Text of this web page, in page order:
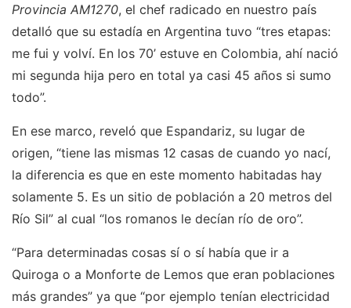
Provincia AM1270, el chef radicado en nuestro país
detalló que su estadía en Argentina tuvo “tres etapas:
me fui y volví. En los 70’ estuve en Colombia, ahí nació
mi segunda hija pero en total ya casi 45 años si sumo
todo”.
En ese marco, reveló que Espandariz, su lugar de
origen, “tiene las mismas 12 casas de cuando yo nací,
la diferencia es que en este momento habitadas hay
solamente 5. Es un sitio de población a 20 metros del
Río Sil” al cual “los romanos le decían río de oro”.
“Para determinadas cosas sí o sí había que ir a
Quiroga o a Monforte de Lemos que eran poblaciones
más grandes” ya que “por ejemplo tenían electricidad